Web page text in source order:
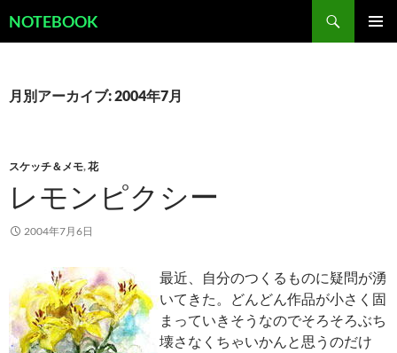
ン
ツ
NOTEBOOK
索
月別アーカイブ: 2004年7月
スケッチ＆メモ,花
レモンピクシー
2004年7月6日
最近、自分のつくるものに疑問が湧
いてきた。どんどん作品が小さく固
まっていきそうなのでそろそろぶち
壊さなくちゃいかんと思うのだけ